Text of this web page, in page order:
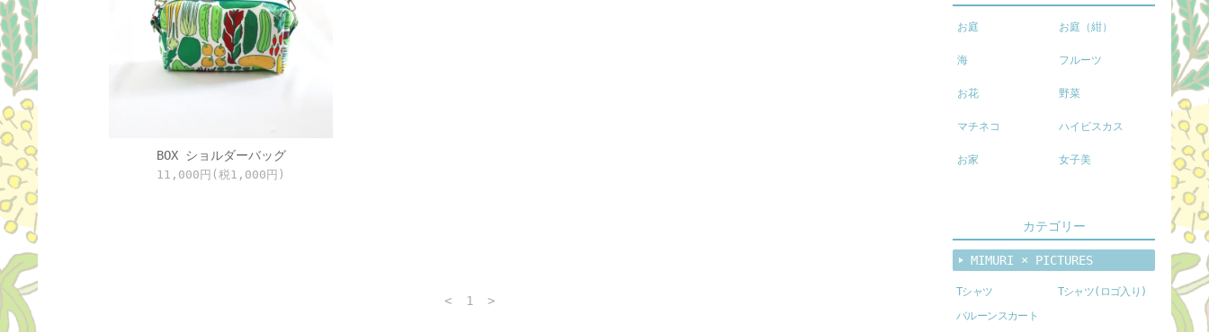
BOX ショルダーバッグ
11,000円(税1,000円)
< 1 >
お庭 お庭（紺）
海 フルーツ
お花 野菜
マチネコ ハイビスカス
お家 女子美
カテゴリー
MIMURI × PICTURES
Tシャツ
Tシャツ(ロゴ入り)
バルーンスカート